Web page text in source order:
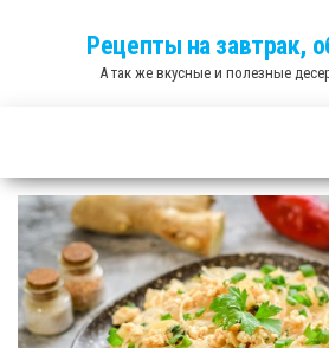
Рецепты на завтрак,
А так же вкусные и полезные